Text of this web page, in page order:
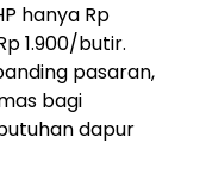
hanya Rp
1.900/butir.
pasaran,
bagi
dapur